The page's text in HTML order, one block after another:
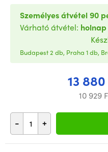
13
10 929
- +
Személyes átvétel 90
Várható átvétel: holnap
Budapest 2 db, Praha 1 db,